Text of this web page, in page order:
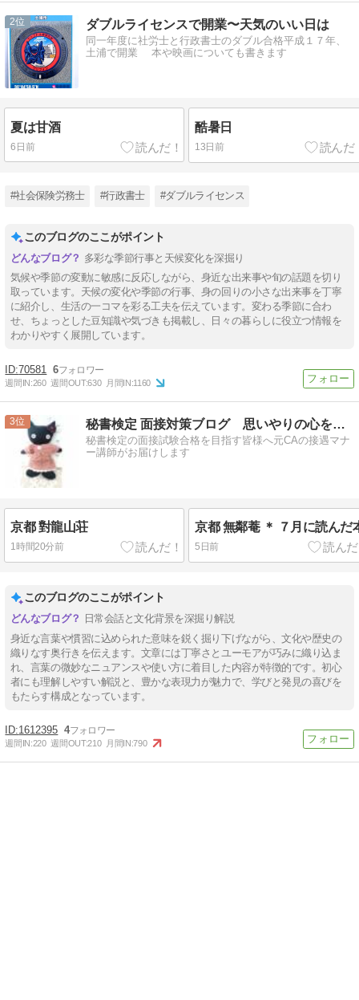
2 ダブルライセンスで開業〜天気のいい日は
同一年度に社労士と行政書士のダブル合格平成１７年、
土浦で開業 本や映画についても書きます
夏は甘酒
6日前
酷暑日
13日前
#社会保険労務士 #行政書士 #ダブルライセンス
このブログのここがポイント
多彩な季節行事と天候変化を深掘り
気候や季節の変動に敏感に反応しながら、身近な出来事や旬の話題を切り
取っています。天候の変化や季節の行事、身の回りの小さな出来事を丁寧
に紹介し、生活の一コマを彩る工夫を伝えています。変わる季節に合わ
せ、ちょっとした豆知識や気づきも掲載し、日々の暮らしに役立つ情報を
わかりやすく展開しています。
70581 6
週間IN:260 週間OUT:630 月間IN:1160
3 秘書検定 面接対策ブログ 思いやりの心をかたちに
秘書検定の面接試験合格を目指す皆様へ元CAの接遇マナ
ー講師がお届けします
京都 對龍山荘
1時間20分前
京都 無鄰菴 ＊ ７月に読んだ
5日前
このブログのここがポイント
日常会話と文化背景を深掘り解説
身近な言葉や慣習に込められた意味を鋭く掘り下げながら、文化や歴史の
織りなす奥行きを伝えます。文章には丁寧さとユーモアが巧みに織り込ま
れ、言葉の微妙なニュアンスや使い方に着目した内容が特徴的です。初心
者にも理解しやすい解説と、豊かな表現力が魅力で、学びと発見の喜びを
もたらす構成となっています。
1612395 4
週間IN:220 週間OUT:210 月間IN:790